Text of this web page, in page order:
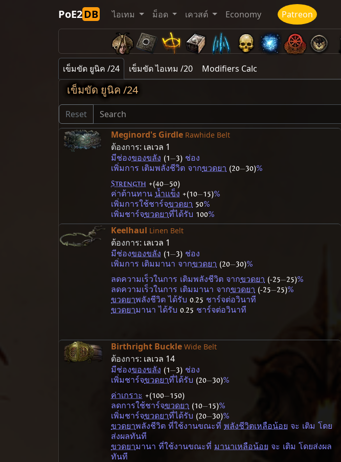
PoE2DB ไอเทม ม็อด เควสต์ Economy Patreon
เข็มขัด ยูนิค /24 เข็มขัด ไอเทม /20 Modifiers Calc
เข็มขัด ยูนิค /24
Reset
Meginord's Girdle Rawhide Belt
ต้องการ: เลเวล 1
มีช่องของขลัง (1—3) ช่อง
เพิ่มการ เติมพลังชีวิต จากขวดยา (20—30)%
Strength +(40—50)
ค่าต้านทาน น้ำแข็ง +(10—15)%
เพิ่มการใช้ชาร์จขวดยา 50%
เพิ่มชาร์จขวดยาที่ได้รับ 100%
Keelhaul Linen Belt
ต้องการ: เลเวล 1
มีช่องของขลัง (1—3) ช่อง
เพิ่มการ เติมมานา จากขวดยา (20—30)%
ลดความเร็วในการ เติมพลังชีวิต จากขวดยา (-25—25)%
ลดความเร็วในการ เติมมานา จากขวดยา (-25—25)%
ขวดยาพลังชีวิต ได้รับ 0.25 ชาร์จต่อวินาที
ขวดยามานา ได้รับ 0.25 ชาร์จต่อวินาที
Birthright Buckle Wide Belt
ต้องการ: เลเวล 14
มีช่องของขลัง (1—3) ช่อง
เพิ่มชาร์จขวดยาที่ได้รับ (20—30)%
ค่าเกราะ +(100—150)
ลดการใช้ชาร์จขวดยา (10—15)%
เพิ่มชาร์จขวดยาที่ได้รับ (20—30)%
ขวดยาพลังชีวิต ที่ใช้งานขณะที่ พลังชีวิตเหลือน้อย จะ เติม โดย
ส่งผลทันที
ขวดยามานา ที่ใช้งานขณะที่ มานาเหลือน้อย จะ เติม โดยส่งผล
ทันที